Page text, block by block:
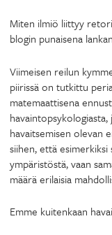
Miten ilmiö liittyy
blogin punaisena
Viimeisen reilun
piirissä on tutkittu
matemaattisena
havaitsemisen olevan
siihen, että
ympäristöstä, vaan
määrä erilaisia
Emme kuitenkaan